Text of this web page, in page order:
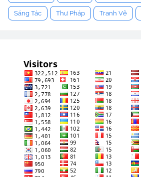
Sáng Tác Thư Pháp Tranh Vẽ